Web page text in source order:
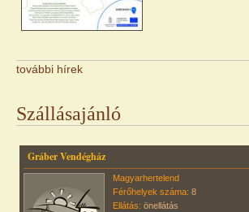
további hírek
Szállásajánló
Gráber Vendégház
Magyarhertelend
Férőhelyek száma: 8
Ellátás: önellátás